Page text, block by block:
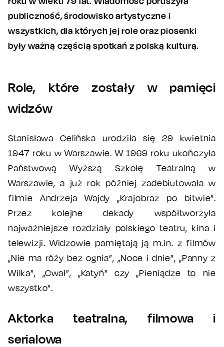
publiczność, środowisko artystyczne i
wszystkich, dla których jej role oraz piosenki
były ważną częścią spotkań z polską kulturą.
Role, które zostały w pamięci
widzów
Stanisława Celińska urodziła się 29 kwietnia
1947 roku w Warszawie. W 1969 roku ukończyła
Państwową Wyższą Szkołę Teatralną w
Warszawie, a już rok później zadebiutowała w
filmie Andrzeja Wajdy „Krajobraz po bitwie”.
Przez kolejne dekady współtworzyła
najważniejsze rozdziały polskiego teatru, kina i
telewizji. Widzowie pamiętają ją m.in. z filmów
„Nie ma róży bez ognia”, „Noce i dnie”, „Panny z
Wilka”, „Cwał”, „Katyń” czy „Pieniądze to nie
wszystko”.
Aktorka teatralna, filmowa i
serialowa